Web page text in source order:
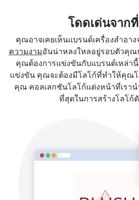
โดดเด่นจาก
คุณอาจเคยเห็นแบรนด์เครื่องสำอา
ความงามอันน่าหลงใหลอยู่รอบตัวคุณ
คุณต้องการแข่งขันกับแบรนด์เหล่า
แข่งขัน คุณจะต้องมีโลโก้ที่ทำให้คุณโ
คุณ คอลเลกชันโลโก้แต่งหน้าที่เราน
ที่สุดในการสร้างโลโก้